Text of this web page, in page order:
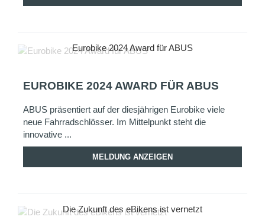
Eurobike 2024 Award für ABUS
EUROBIKE 2024 AWARD FÜR ABUS
ABUS präsentiert auf der diesjährigen Eurobike viele
neue Fahrradschlösser. Im Mittelpunkt steht die
innovative ...
MELDUNG ANZEIGEN
Die Zukunft des eBikens ist vernetzt